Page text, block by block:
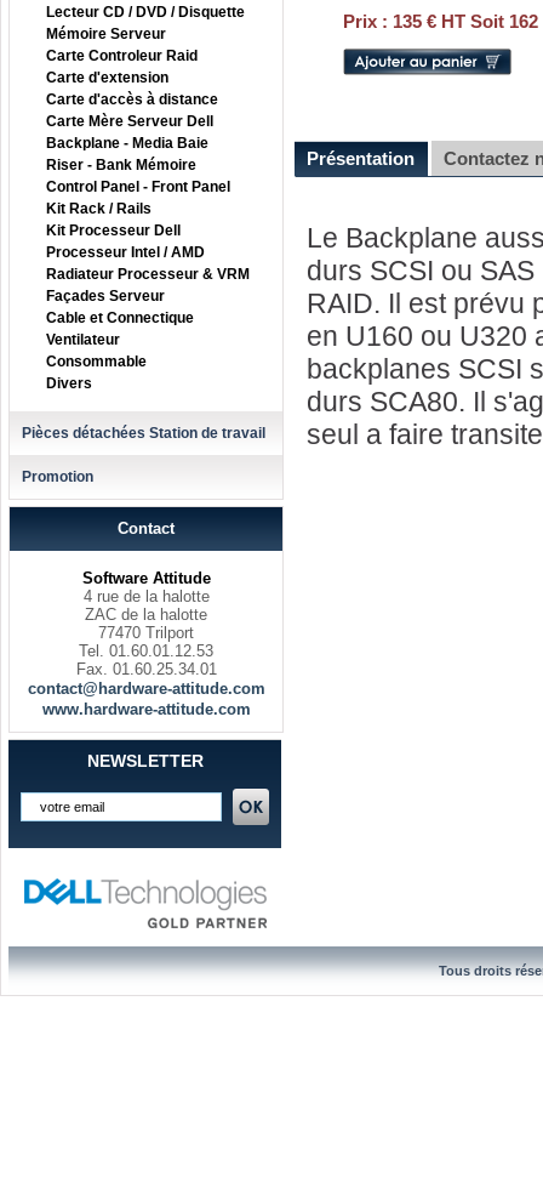
Lecteur CD / DVD / Disquette
Mémoire Serveur
Carte Controleur Raid
Carte d'extension
Carte d'accès à distance
Carte Mère Serveur Dell
Backplane - Media Baie
Riser - Bank Mémoire
Control Panel - Front Panel
Kit Rack / Rails
Kit Processeur Dell
Processeur Intel / AMD
Radiateur Processeur & VRM
Façades Serveur
Cable et Connectique
Ventilateur
Consommable
Divers
Pièces détachées Station de travail
Promotion
Contact
Software Attitude
4 rue de la halotte
ZAC de la halotte
77470 Trilport
Tel. 01.60.01.12.53
Fax. 01.60.25.34.01
contact@hardware-attitude.com
www.hardware-attitude.com
NEWSLETTER
Prix : 135 € HT Soit 162
Présentation Contactez
Le Backplane
durs SCSI ou
RAID. Il est prévu
en U160 ou U320
backplanes SCSI
durs SCA80. Il
seul a faire
Tous droits